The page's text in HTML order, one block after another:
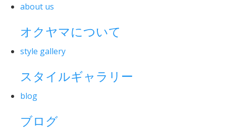
about us
オクヤマについて
style gallery
スタイルギャラリー
blog
ブログ